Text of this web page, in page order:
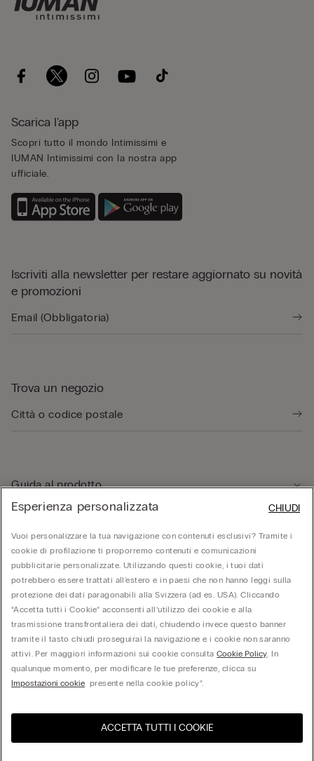
Seleziona la taglia
Scarica l'app
Scopri tutto il mondo Intimissimi e
IUMAN Intimissimi con la nostra app
ufficiale.
Iscriviti alla newsletter per restare aggiornato su novità
e promozioni
Trova un negozio
Guida al prodotto
Area Legale
Corporate
Calzedonia Switzerland AG, Wiesenstrasse 5, CH-8952 Schlieren, CHE-287.459.583,
Visita l'e-store del tuo paese United States
Esperienza personalizzata
Vuoi personalizzare la tua navigazione con contenuti esclusivi? Tramite i
cookie di profilazione ti proporremo contenuti e comunicazioni
pubblicitarie personalizzate. Utilizzando questi cookie, i tuoi dati
potrebbero essere trattati all'estero e in paesi che non hanno leggi sulla
protezione dei dati paragonabili alla Svizzera (ad es. USA). Cliccando
“Accetta tutti i Cookie” acconsenti all’utilizzo dei cookie e alla
trasmissione transfrontaliera dei dati, chiudendo invece questo banner
tramite il tasto chiudi proseguirai la navigazione e i cookie non saranno
attivi. Per maggiori informazioni sui cookie consultaCookie Policy. In
qualunque momento, per modificare le tue preferenze, clicca su
Impostazioni cookie presente nella cookie policy”.
ACCETTA TUTTI I COOKIE
CHIUDI